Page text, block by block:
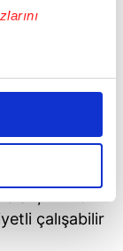
özel
yaparken
sunmak
adına
noktada,
tek gelir
yazılıma
çalışabilir